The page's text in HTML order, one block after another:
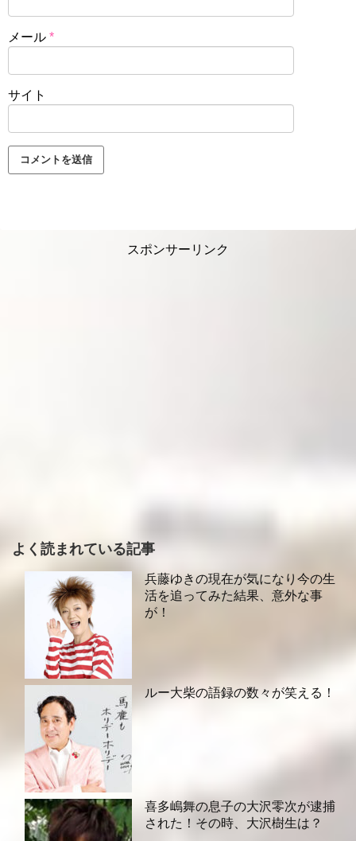
メール *
サイト
スポンサーリンク
よく読まれている記事
兵藤ゆきの現在が気になり今の生
活を追ってみた結果、意外な事
が！
ルー大柴の語録の数々が笑える！
喜多嶋舞の息子の大沢零次が逮捕
された！その時、大沢樹生は？